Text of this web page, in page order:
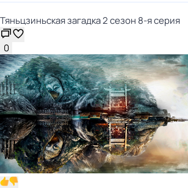
Тяньцзиньская загадка 2 сезон 8-я серия
0